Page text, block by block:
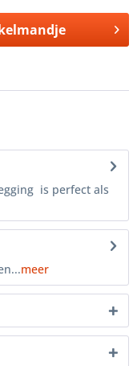
is perfect als
meer